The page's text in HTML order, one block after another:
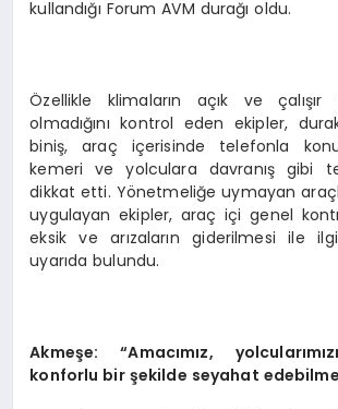
kullandığı Forum AVM durağı oldu.
Özellikle klimaların açık ve
olmadığını kontrol eden ekipler,
biniş, araç içerisinde telefonla
kemeri ve yolculara davranış gibi
dikkat etti. Yönetmeliğe uymayan
uygulayan ekipler, araç içi genel
eksik ve arızaların giderilmesi ile
uyarıda bulundu.
Akmeşe: “Amacımız,
konforlu bir şekilde seyahat